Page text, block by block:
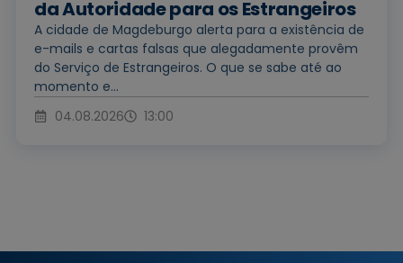
da Autoridade para os Estrangeiros
A cidade de Magdeburgo alerta para a existência de
e-mails e cartas falsas que alegadamente provêm
do Serviço de Estrangeiros. O que se sabe até ao
momento e...
04.08.2026
13:00